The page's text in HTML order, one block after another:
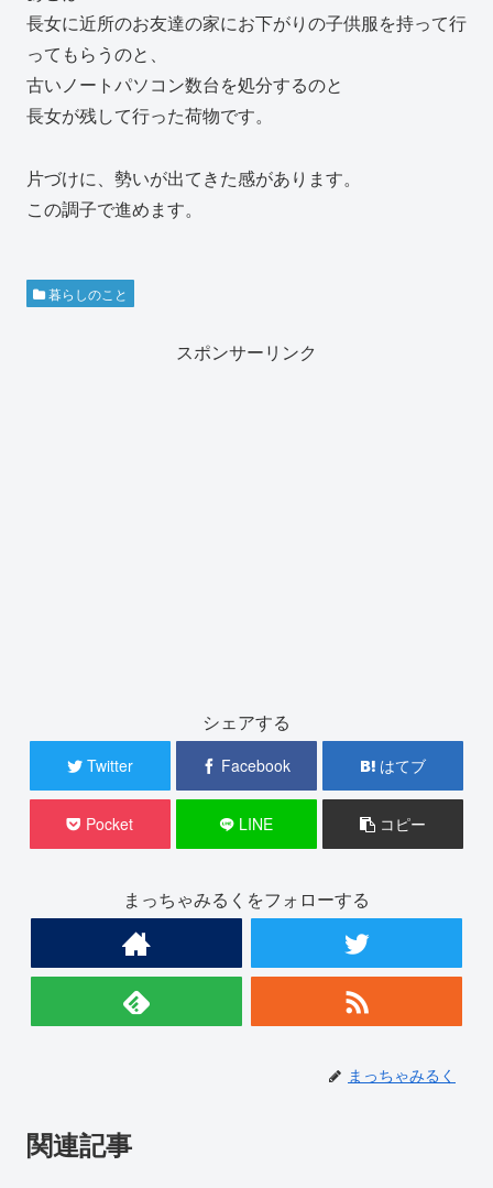
長女に近所のお友達の家にお下がりの子供服を持って行
ってもらうのと、
古いノートパソコン数台を処分するのと
長女が残して行った荷物です。
片づけに、勢いが出てきた感があります。
この調子で進めます。
暮らしのこと
スポンサーリンク
シェアする
Twitter Facebook はてブ
Pocket LINE コピー
まっちゃみるくをフォローする
まっちゃみるく
関連記事